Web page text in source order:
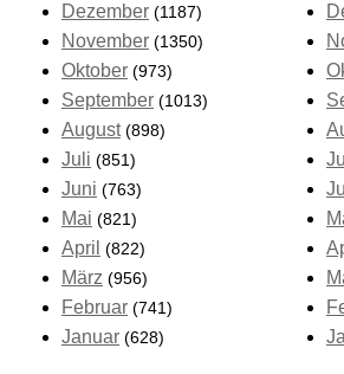
Dezember (1187)
November (1350)
Oktober (973)
September (1013)
August (898)
Juli (851)
Juni (763)
Mai (821)
April (822)
März (956)
Februar (741)
Januar (628)